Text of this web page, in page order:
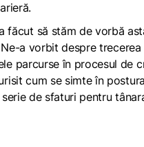
făcut să stăm de vorbă
Ne-a vorbit despre
parcurse în procesul de
cum se simte în
de sfaturi pentru